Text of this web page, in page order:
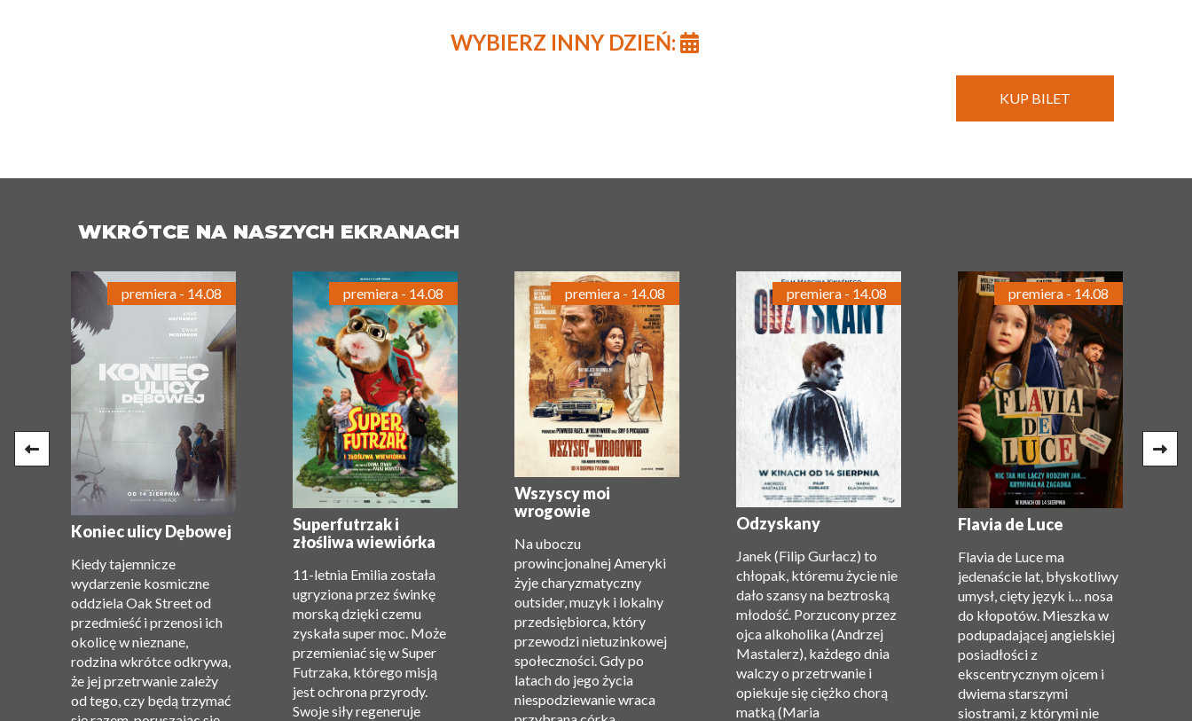
WYBIERZ INNY DZIEŃ:
KUP BILET
WKRÓTCE NA NASZYCH EKRANACH
Koniec ulicy Dębowej
Kiedy tajemnicze
wydarzenie kosmiczne
oddziela Oak Street od
przedmieść i przenosi ich
okolicę w nieznane,
rodzina wkrótce odkrywa,
że ​​jej przetrwanie zależy
od tego, czy będą trzymać
premiera - 14.08
Superfutrzak i
złośliwa wiewiórka
11-letnia Emilia została
ugryziona przez świnkę
morską dzięki czemu
zyskała super moc. Może
przemieniać się w Super
Futrzaka, którego misją
jest ochrona przyrody.
Swoje siły regeneruje
premiera - 14.08
Wszyscy moi
wrogowie
Na uboczu
prowincjonalnej Ameryki
żyje charyzmatyczny
outsider, muzyk i lokalny
przedsiębiorca, który
przewodzi nietuzinkowej
społeczności. Gdy po
latach do jego życia
niespodziewanie wraca
premiera - 14.08
Odzyskany
Janek (Filip Gurłacz) to
chłopak, któremu życie nie
dało szansy na beztroską
młodość. Porzucony przez
ojca alkoholika (Andrzej
Mastalerz), każdego dnia
walczy o przetrwanie i
opiekuje się ciężko chorą
matką (Maria
premiera - 14.08
Flavia de Luce
Flavia de Luce ma
jedenaście lat, błyskotliwy
umysł, cięty język i… nosa
do kłopotów. Mieszka w
podupadającej angielskiej
posiadłości z
ekscentrycznym ojcem i
dwiema starszymi
siostrami, z którymi nie
premiera - 14.08